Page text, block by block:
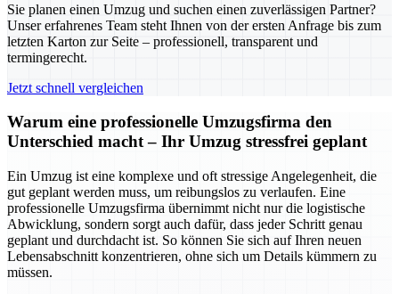
Sie planen einen Umzug und suchen einen zuverlässigen Partner?
Unser erfahrenes Team steht Ihnen von der ersten Anfrage bis zum
letzten Karton zur Seite – professionell, transparent und
termingerecht.
Jetzt schnell vergleichen
Warum eine professionelle Umzugsfirma den
Unterschied macht – Ihr Umzug stressfrei geplant
Ein Umzug ist eine komplexe und oft stressige Angelegenheit, die
gut geplant werden muss, um reibungslos zu verlaufen. Eine
professionelle Umzugsfirma übernimmt nicht nur die logistische
Abwicklung, sondern sorgt auch dafür, dass jeder Schritt genau
geplant und durchdacht ist. So können Sie sich auf Ihren neuen
Lebensabschnitt konzentrieren, ohne sich um Details kümmern zu
müssen.